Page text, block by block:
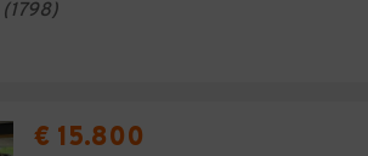
(1798)
€ 15.800